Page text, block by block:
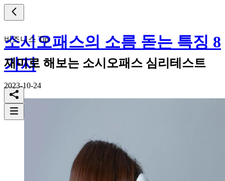
소시오패스의 소름 돋는 특징 8
가지
비즈니스 Tip
재미로 해보는 소시오패스 심리테스트
2023-10-24